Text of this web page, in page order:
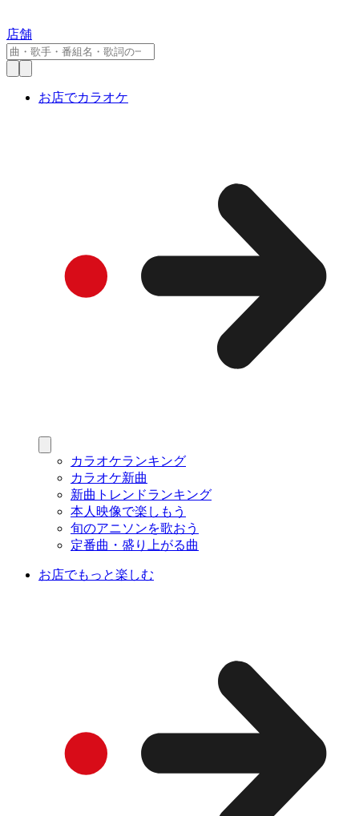
店舗
お店でカラオケ
カラオケランキング
カラオケ新曲
新曲トレンドランキング
本人映像で楽しもう
旬のアニソンを歌おう
定番曲・盛り上がる曲
お店でもっと楽しむ